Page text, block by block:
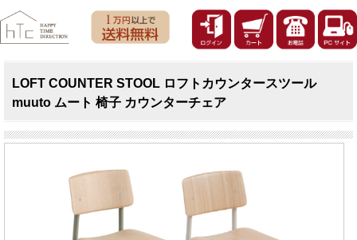
LOFT COUNTER STOOL ロフトカウンタースツール
muuto ムート 椅子 カウンターチェア